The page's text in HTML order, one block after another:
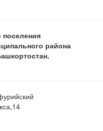
поселения
района